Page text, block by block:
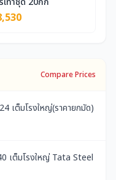
Compare Prices
. X 10 ม.SR24 เต็มโรงใหญ่(ราคายกมัด)
เต็มโรงใหญ่ Tata Steel